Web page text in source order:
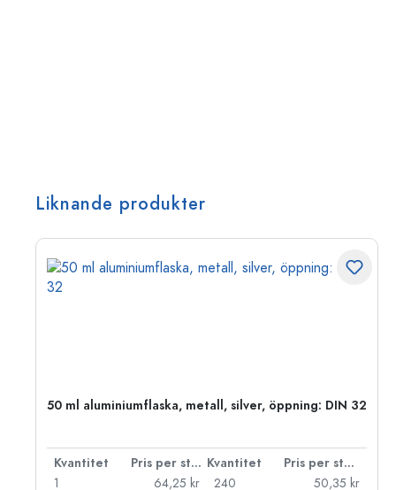
Liknande produkter
50 ml aluminiumflaska, metall, silver, öppning: DIN 32
Kvantitet Pris per styck Kvantitet
Pris per styck
1
64,25 kr
240
50,35 kr